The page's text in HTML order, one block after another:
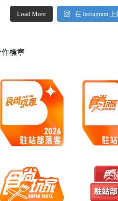
Load More 在 Instagram 上
作標章